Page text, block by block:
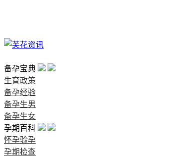
备孕宝典
生育政策
备孕经验
备孕生男
备孕生女
孕期百科
怀孕验孕
孕期检查